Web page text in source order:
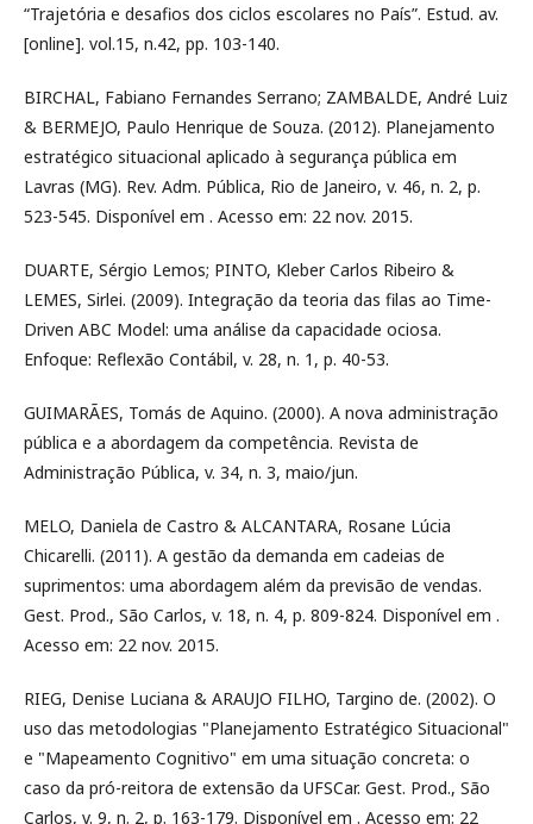
“Trajetória e desafios dos ciclos escolares no País”. Estud. av.
[online]. vol.15, n.42, pp. 103-140.
BIRCHAL, Fabiano Fernandes Serrano; ZAMBALDE, André Luiz
& BERMEJO, Paulo Henrique de Souza. (2012). Planejamento
estratégico situacional aplicado à segurança pública em
Lavras (MG). Rev. Adm. Pública, Rio de Janeiro, v. 46, n. 2, p.
523-545. Disponível em . Acesso em: 22 nov. 2015.
DUARTE, Sérgio Lemos; PINTO, Kleber Carlos Ribeiro &
LEMES, Sirlei. (2009). Integração da teoria das filas ao Time-
Driven ABC Model: uma análise da capacidade ociosa.
Enfoque: Reflexão Contábil, v. 28, n. 1, p. 40-53.
GUIMARÃES, Tomás de Aquino. (2000). A nova administração
pública e a abordagem da competência. Revista de
Administração Pública, v. 34, n. 3, maio/jun.
MELO, Daniela de Castro & ALCANTARA, Rosane Lúcia
Chicarelli. (2011). A gestão da demanda em cadeias de
suprimentos: uma abordagem além da previsão de vendas.
Gest. Prod., São Carlos, v. 18, n. 4, p. 809-824. Disponível em .
Acesso em: 22 nov. 2015.
RIEG, Denise Luciana & ARAUJO FILHO, Targino de. (2002). O
uso das metodologias "Planejamento Estratégico Situacional"
e "Mapeamento Cognitivo" em uma situação concreta: o
caso da pró-reitora de extensão da UFSCar. Gest. Prod., São
Carlos, v. 9, n. 2, p. 163-179. Disponível em . Acesso em: 22